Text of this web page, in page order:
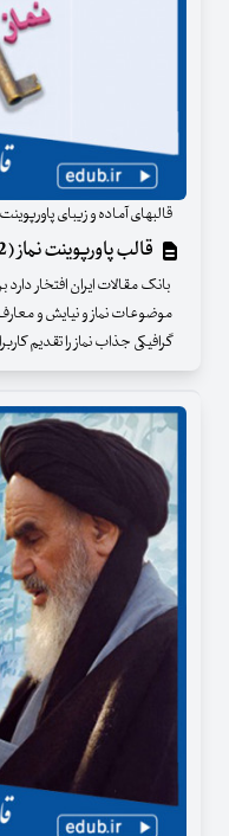
قالبهای آماده و زیبای پاورپوینت
قالب پاورپوینت نماز (12)
بانک مقالات ایران افتخار دارد
موضوعات نماز و نیایش و معارف
گرافیکی جذاب نماز را تقدیم